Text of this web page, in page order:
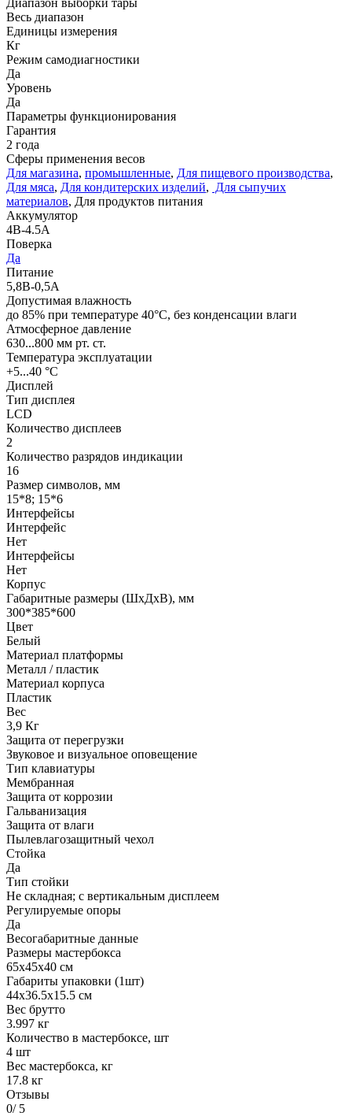
Диапазон выборки тары
Весь диапазон
Единицы измерения
Кг
Режим самодиагностики
Да
Уровень
Да
Параметры функционирования
Гарантия
2 года
Сферы применения весов
Для магазина, промышленные, Для пищевого производства,
Для мяса, Для кондитерских изделий, Для сыпучих
материалов, Для продуктов питания
Аккумулятор
4В-4.5А
Поверка
Да
Питание
5,8В-0,5А
Допустимая влажность
до 85% при температуре 40°С, без конденсации влаги
Атмосферное давление
630...800 мм рт. ст.
Температура эксплуатации
+5...40 °С
Дисплей
Тип дисплея
LCD
Количество дисплеев
2
Количество разрядов индикации
16
Размер символов, мм
15*8; 15*6
Интерфейсы
Интерфейс
Нет
Интерфейсы
Нет
Корпус
Габаритные размеры (ШхДхВ), мм
300*385*600
Цвет
Белый
Материал платформы
Металл / пластик
Материал корпуса
Пластик
Вес
3,9 Кг
Защита от перегрузки
Звуковое и визуальное оповещение
Тип клавиатуры
Мембранная
Защита от коррозии
Гальванизация
Защита от влаги
Пылевлагозащитный чехол
Стойка
Да
Тип стойки
Не складная; с вертикальным дисплеем
Регулируемые опоры
Да
Весогабаритные данные
Размеры мастербокса
65х45х40 см
Габариты упаковки (1шт)
44х36.5х15.5 см
Вес брутто
3.997 кг
Количество в мастербоксе, шт
4 шт
Вес мастербокса, кг
17.8 кг
Отзывы
0/ 5